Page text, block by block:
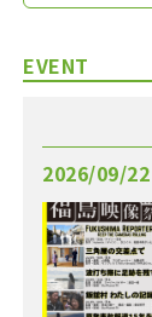
EVENT
2026/09/